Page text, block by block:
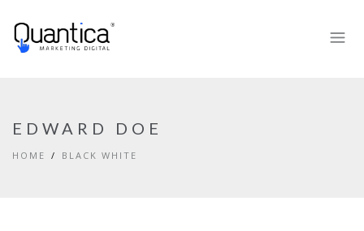
EDWARD DOE
HOME BLACK WHITE